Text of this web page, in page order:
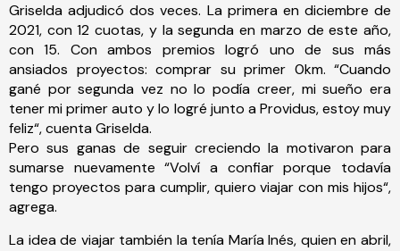
Griselda adjudicó dos veces. La primera en diciembre de
2021, con 12 cuotas, y la segunda en marzo de este año,
con 15. Con ambos premios logró uno de sus más
ansiados proyectos: comprar su primer 0km. “Cuando
gané por segunda vez no lo podía creer, mi sueño era
tener mi primer auto y lo logré junto a Providus, estoy muy
feliz“, cuenta Griselda.
Pero sus ganas de seguir creciendo la motivaron para
sumarse nuevamente “Volví a confiar porque todavía
tengo proyectos para cumplir, quiero viajar con mis hijos“,
agrega.
La idea de viajar también la tenía María Inés, quien en abril,